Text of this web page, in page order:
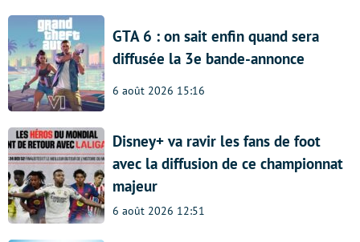
GTA 6 : on sait enfin quand sera
diffusée la 3e bande-annonce
6 août 2026 15:16
Disney+ va ravir les fans de foot
avec la diffusion de ce championnat
majeur
6 août 2026 12:51